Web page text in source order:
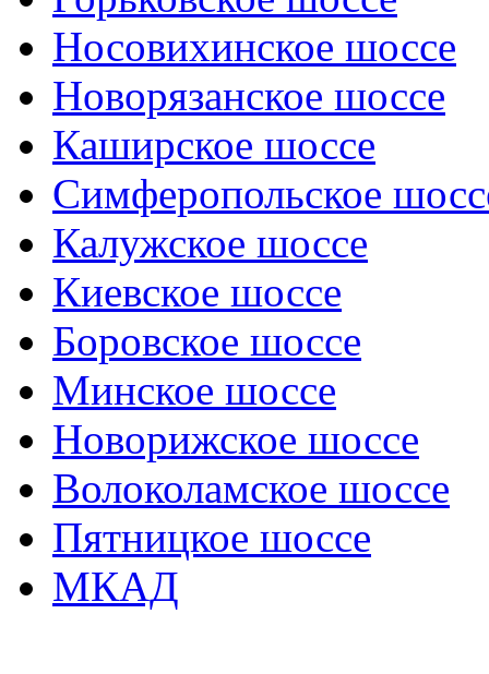
Носовихинское шоссе
Новорязанское шоссе
Каширское шоссе
Симферопольское
Калужское шоссе
Киевское шоссе
Боровское шоссе
Минское шоссе
Новорижское шоссе
Волоколамское шоссе
Пятницкое шоссе
МКАД